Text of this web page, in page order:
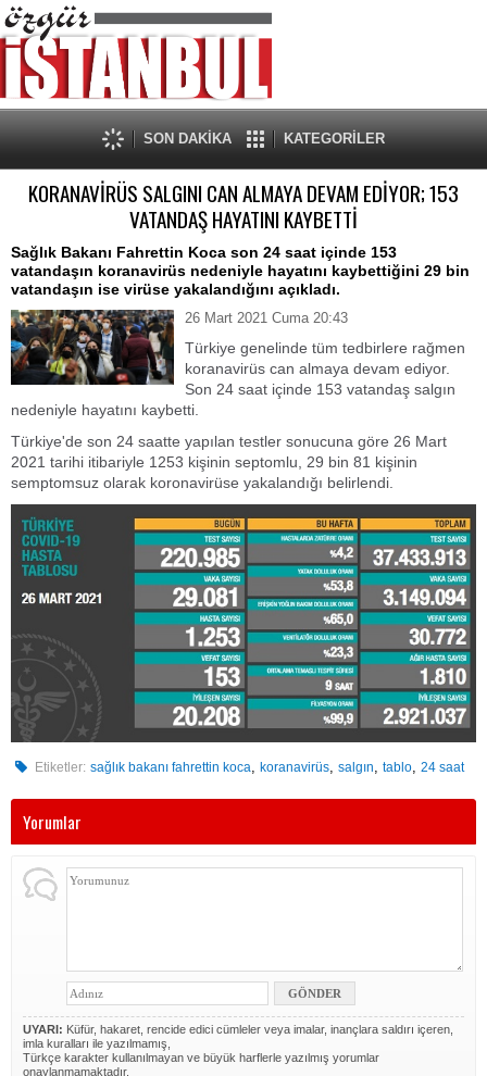
SON DAKİKA KATEGORİLER
KORANAVİRÜS SALGINI CAN ALMAYA DEVAM EDİYOR; 153
VATANDAŞ HAYATINI KAYBETTİ
Sağlık Bakanı Fahrettin Koca son 24 saat içinde 153
vatandaşın koranavirüs nedeniyle hayatını kaybettiğini 29 bin
vatandaşın ise virüse yakalandığını açıkladı.
26 Mart 2021 Cuma 20:43
Türkiye genelinde tüm tedbirlere rağmen
koranavirüs can almaya devam ediyor.
Son 24 saat içinde 153 vatandaş salgın
nedeniyle hayatını kaybetti.
Türkiye'de son 24 saatte yapılan testler sonucuna göre 26 Mart
2021 tarihi itibariyle 1253 kişinin septomlu, 29 bin 81 kişinin
semptomsuz olarak koronavirüse yakalandığı belirlendi.
Etiketler: sağlık bakanı fahrettin koca ,koranavirüs ,salgın ,tablo ,24 saat
Yorumlar
UYARI: Küfür, hakaret, rencide edici cümleler veya imalar, inançlara saldırı içeren,
imla kuralları ile yazılmamış,
Türkçe karakter kullanılmayan ve büyük harflerle yazılmış yorumlar
onaylanmamaktadır.